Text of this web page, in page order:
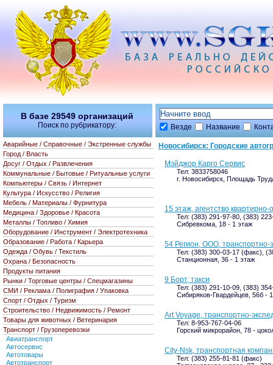
Везде Название
Новосибирск: Городские
Мэйджор Карго Сервис
Тел: 3833758046
г. Новосибирск, Площадь
15 этаж, агентство
Тел: (383) 291-97-80, (383)
Сибревкома, 18 - 1 этаж
54 Регион, ООО, транспортно-
Тел: (383) 300-03-17 (факс),
Станционная, 36 - 1 этаж
9 Борт, такси
Тел: (383) 291-10-09, (383)
Сибиряков-Гвардейцев, 56б -
Art Voyage, транспортно-
Тел: 8-953-767-04-06
Горский микрорайон, 78 -
City-Nsk, транспортная
Тел: (383) 255-81-81 (факс)
В базе 29549 организаций
Поиск по рубрикатору:
Аварийные / Справочные / Экстренные службы
Город / Власть
Досуг / Отдых / Развлечения
Коммунальные / Бытовые / Ритуальные услуги
Компьютеры / Связь / Интернет
Культура / Искусство / Религия
Мебель / Материалы / Фурнитура
Медицина / Здоровье / Красота
Металлы / Топливо / Химия
Оборудование / Инструмент / Электротехника
Образование / Работа / Карьера
Одежда / Обувь / Текстиль
Охрана / Безопасность
Продукты питания
Рынки / Торговые центры / Спецмагазины
СМИ / Реклама / Полиграфия / Упаковка
Спорт / Отдых / Туризм
Строительство / Недвижимость / Ремонт
Товары для животных / Ветеринария
Транспорт / Грузоперевозки
Авиатранспорт
Автосервис
Автотовары
Автотранспорт